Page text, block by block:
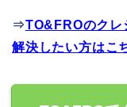
⇒TO&FROのクレ
解決したい方はこ